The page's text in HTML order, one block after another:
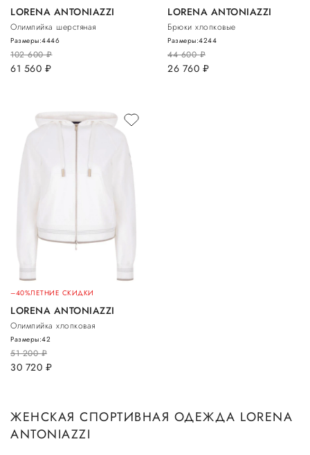
LORENA ANTONIAZZI
Олимпийка шерстяная
102 600руб.
61 560 руб.
Размеры:4446
LORENA ANTONIAZZI
Брюки хлопковые
44 600руб.
26 760 руб.
Размеры:4244
–40%ЛЕТНИЕ СКИДКИ
LORENA ANTONIAZZI
Олимпийка хлопковая
51 200руб.
30 720 руб.
Размеры:42
ЖЕНСКАЯ СПОРТИВНАЯ ОДЕЖДА LORENA
ANTONIAZZI